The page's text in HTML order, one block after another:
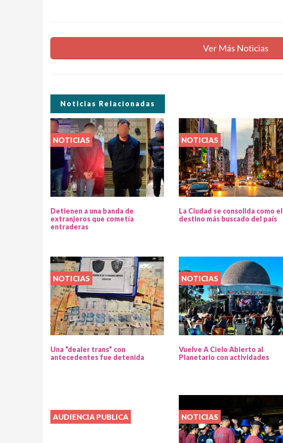
Ver Más Noticias
Noticias Relacionadas
NOTICIAS
Detienen a una banda de
extranjeros que cometía
entraderas
NOTICIAS
La Ciudad se consolida como el
destino más buscado del país
NOTICIAS
Una “dealer trans” con
antecedentes fue detenida
NOTICIAS
Vuelve A Cielo Abierto al
Planetario con actividades
AUDIENCIA PUBLICA NOTICIAS